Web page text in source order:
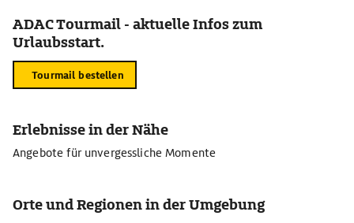
ADAC Tourmail - aktuelle Infos zum
Urlaubsstart.
Tourmail bestellen
Erlebnisse in der Nähe
Angebote für unvergessliche Momente
Orte und Regionen in der Umgebung